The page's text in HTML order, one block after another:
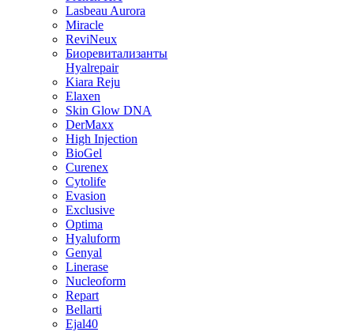
Lasbeau Aurora
Miracle
ReviNeux
Биоревитализанты
Hyalrepair
Kiara Reju
Elaxen
Skin Glow DNA
DerMaxx
High Injection
BioGel
Curenex
Cytolife
Evasion
Exclusive
Optima
Hyaluform
Genyal
Linerase
Nucleoform
Repart
Bellarti
Ejal40